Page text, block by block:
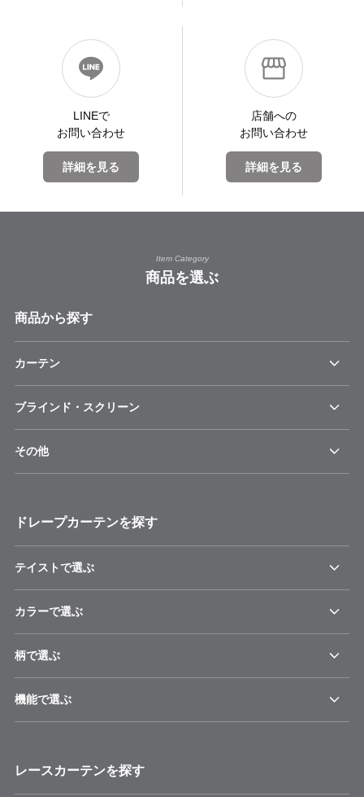
LINEで
お問い合わせ
詳細を見る
店舗への
お問い合わせ
詳細を見る
Item Category
商品を選ぶ
商品から探す
カーテン
ブラインド・スクリーン
その他
ドレープカーテンを探す
テイストで選ぶ
カラーで選ぶ
柄で選ぶ
機能で選ぶ
レースカーテンを探す